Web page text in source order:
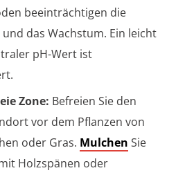
beeinträchtigen die
das Wachstum. Ein leicht
pH-Wert ist
Zone: Befreien Sie den
vor dem Pflanzen von
oder Gras. Mulchen Sie
Holzspänen oder